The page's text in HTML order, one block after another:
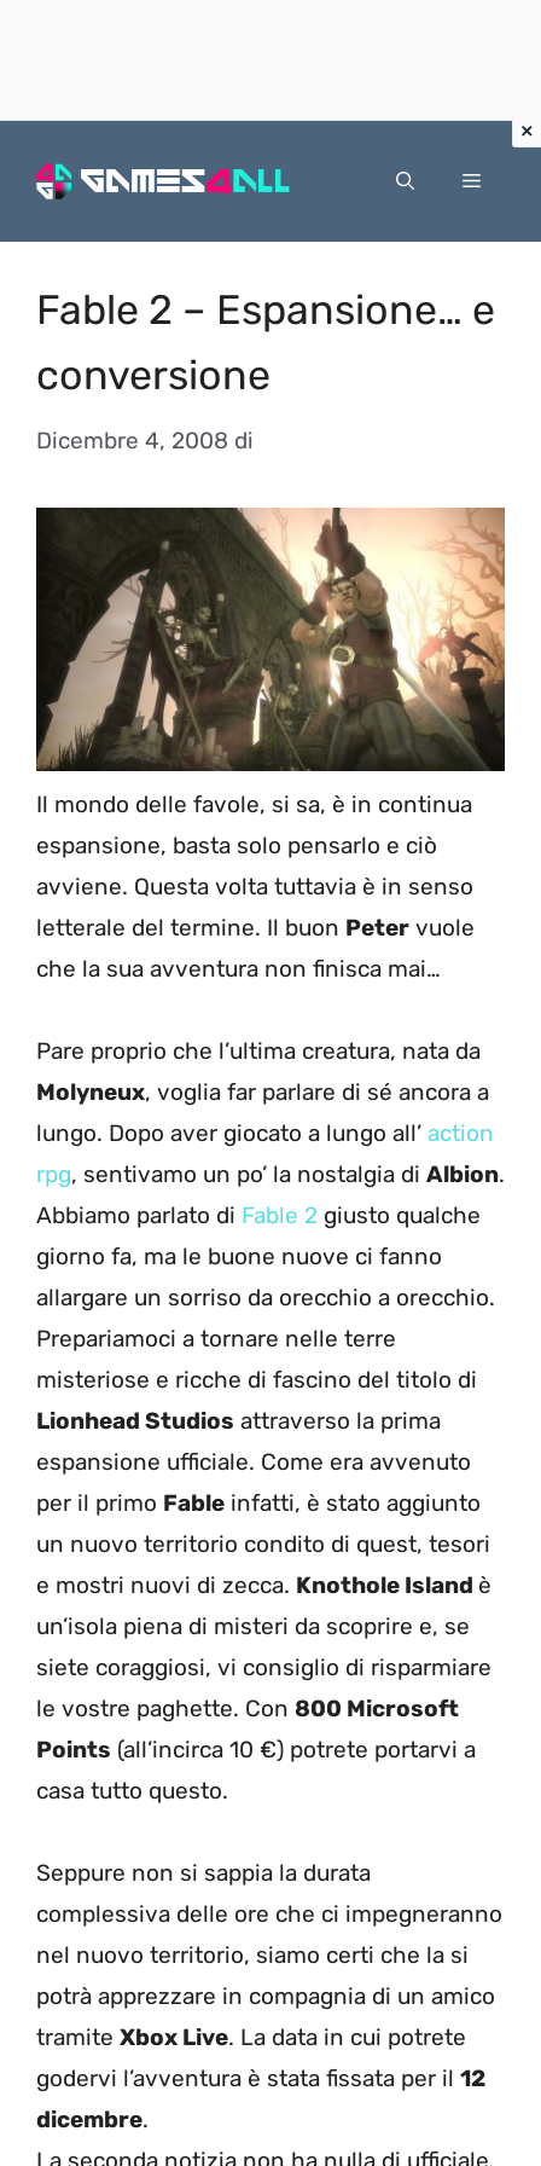
Menu
Fable 2 – Espansione… e
conversione
Dicembre 4, 2008 di
Il mondo delle favole, si sa, è in continua
espansione, basta solo pensarlo e ciò
avviene. Questa volta tuttavia è in senso
letterale del termine. Il buon Peter vuole
che la sua avventura non finisca mai…
Pare proprio che l’ultima creatura, nata da
Molyneux, voglia far parlare di sé ancora a
lungo. Dopo aver giocato a lungo all’ action
rpg, sentivamo un po’ la nostalgia di Albion.
Abbiamo parlato di Fable 2 giusto qualche
giorno fa, ma le buone nuove ci fanno
allargare un sorriso da orecchio a orecchio.
Prepariamoci a tornare nelle terre
misteriose e ricche di fascino del titolo di
Lionhead Studios attraverso la prima
espansione ufficiale. Come era avvenuto
per il primo Fable infatti, è stato aggiunto
un nuovo territorio condito di quest, tesori
e mostri nuovi di zecca. Knothole Island è
un’isola piena di misteri da scoprire e, se
siete coraggiosi, vi consiglio di risparmiare
le vostre paghette. Con 800 Microsoft
Points (all’incirca 10 €) potrete portarvi a
casa tutto questo.
Seppure non si sappia la durata
complessiva delle ore che ci impegneranno
nel nuovo territorio, siamo certi che la si
potrà apprezzare in compagnia di un amico
tramite Xbox Live. La data in cui potrete
godervi l’avventura è stata fissata per il 12
dicembre.
La seconda notizia non ha nulla di ufficiale.